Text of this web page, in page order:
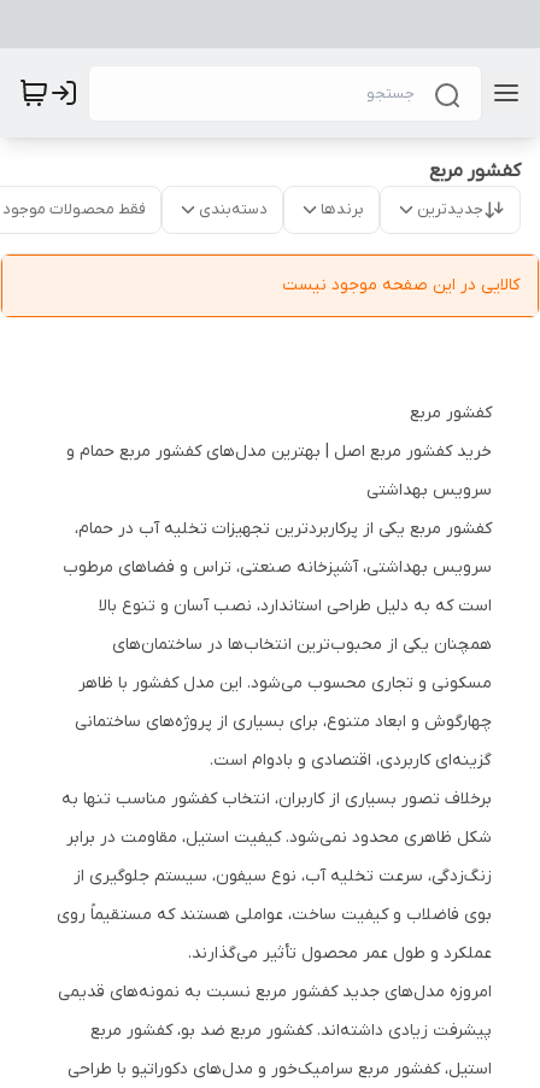
کفشور مربع
جدیدترین برندها دسته‌بندی فقط محصولات موجود
کالایی در این صفحه موجود نیست
کفشور مربع
خرید کفشور مربع اصل | بهترین مدل‌های کفشور مربع حمام و
سرویس بهداشتی
کفشور مربع یکی از پرکاربردترین تجهیزات تخلیه آب در حمام،
سرویس بهداشتی، آشپزخانه صنعتی، تراس و فضاهای مرطوب
است که به دلیل طراحی استاندارد، نصب آسان و تنوع بالا
همچنان یکی از محبوب‌ترین انتخاب‌ها در ساختمان‌های
مسکونی و تجاری محسوب می‌شود. این مدل کفشور با ظاهر
چهارگوش و ابعاد متنوع، برای بسیاری از پروژه‌های ساختمانی
گزینه‌ای کاربردی، اقتصادی و بادوام است.
برخلاف تصور بسیاری از کاربران، انتخاب کفشور مناسب تنها به
شکل ظاهری محدود نمی‌شود. کیفیت استیل، مقاومت در برابر
زنگ‌زدگی، سرعت تخلیه آب، نوع سیفون، سیستم جلوگیری از
بوی فاضلاب و کیفیت ساخت، عواملی هستند که مستقیماً روی
عملکرد و طول عمر محصول تأثیر می‌گذارند.
امروزه مدل‌های جدید کفشور مربع نسبت به نمونه‌های قدیمی
پیشرفت زیادی داشته‌اند. کفشور مربع ضد بو، کفشور مربع
استیل، کفشور مربع سرامیک‌خور و مدل‌های دکوراتیو با طراحی